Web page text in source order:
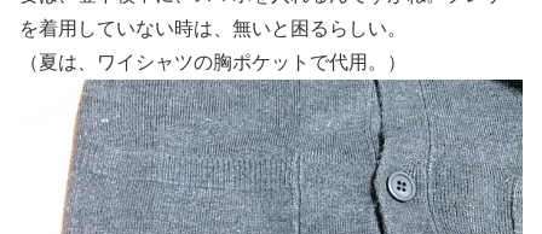
を着用していない時は、無いと困るらしい。
（夏は、ワイシャツの胸ポケットで代用。）